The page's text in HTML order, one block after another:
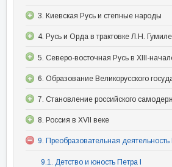
3. Киевская Русь и степные народы
4. Русь и Орда в трактовке Л.Н.
5. Северо-восточная Русь в XIII-
6. Образование Великорусского
7. Становление российского
8. Россия в XVII веке
9. Преобразовательная деятельность
9.1. Детство и юность Петра I